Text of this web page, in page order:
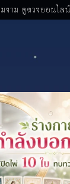
งาม ดูดวงออนไล